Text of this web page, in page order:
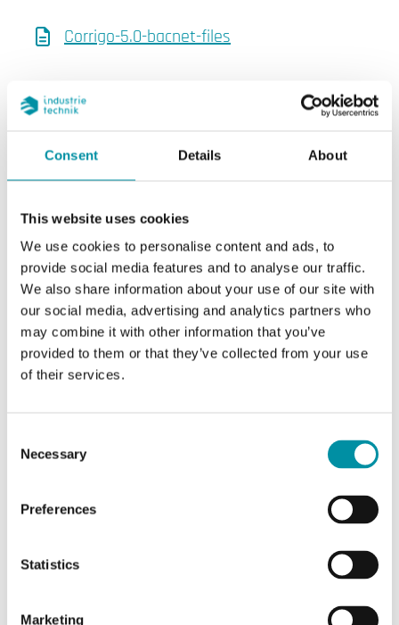
Consent Details About
This website uses cookies
We use cookies to personalise content and ads, to
provide social media features and to analyse our traffic.
We also share information about your use of our site with
our social media, advertising and analytics partners who
may combine it with other information that you’ve
provided to them or that they’ve collected from your use
of their services.
Selection
Necessary
Preferences
Statistics
Marketing
Corrigo-5.0-bacnet-files
Scheda prodotto
Corrigo Vido (EN)
Corrigo Vido (EN, SV, DE, FR)
Manuali
Variable list, Corrigo 5.0 (EN)
Dichiarazioni del prodotto
Corrigo Vido CE-decl.
HCV, VCV, XCV, IO-V, RU1 & RU2, Env. Decl.